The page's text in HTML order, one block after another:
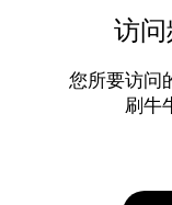
访
您所要访问
刷牛